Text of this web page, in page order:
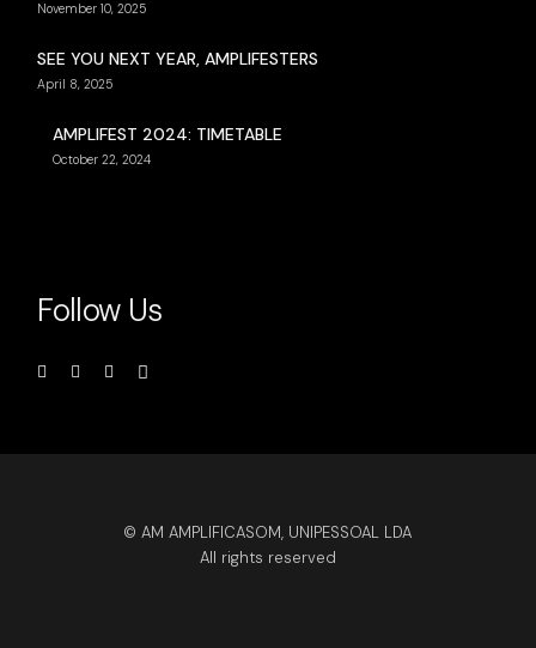
November 10, 2025
SEE YOU NEXT YEAR, AMPLIFESTERS
April 8, 2025
AMPLIFEST 2024: TIMETABLE
October 22, 2024
Follow Us
© AM AMPLIFICASOM, UNIPESSOAL LDA
All rights reserved